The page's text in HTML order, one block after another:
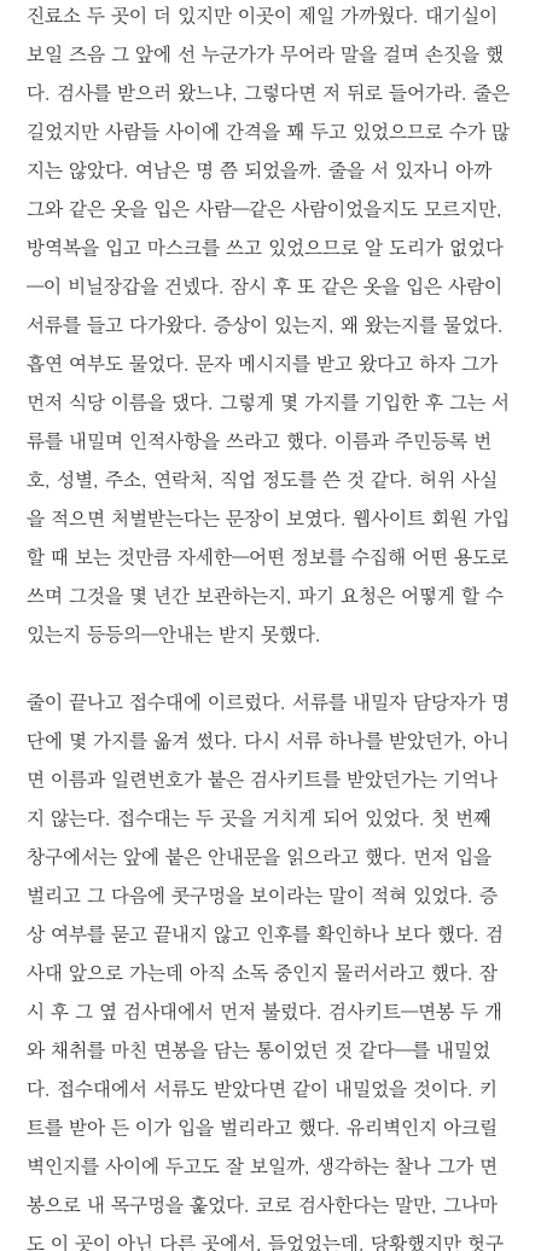
진료소 두 곳이 더 있지만 이곳이 제일 가까웠다. 대기실이
보일 즈음 그 앞에 선 누군가가 무어라 말을 걸며 손짓을 했
다. 검사를 받으러 왔느냐, 그렇다면 저 뒤로 들어가라. 줄은
길었지만 사람들 사이에 간격을 꽤 두고 있었으므로 수가 많
지는 않았다. 여남은 명 쯤 되었을까. 줄을 서 있자니 아까
그와 같은 옷을 입은 사람―같은 사람이었을지도 모르지만,
방역복을 입고 마스크를 쓰고 있었으므로 알 도리가 없었다
―이 비닐장갑을 건넸다. 잠시 후 또 같은 옷을 입은 사람이
서류를 들고 다가왔다. 증상이 있는지, 왜 왔는지를 물었다.
흡연 여부도 물었다. 문자 메시지를 받고 왔다고 하자 그가
먼저 식당 이름을 댔다. 그렇게 몇 가지를 기입한 후 그는 서
류를 내밀며 인적사항을 쓰라고 했다. 이름과 주민등록 번
호, 성별, 주소, 연락처, 직업 정도를 쓴 것 같다. 허위 사실
을 적으면 처벌받는다는 문장이 보였다. 웹사이트 회원 가입
할 때 보는 것만큼 자세한―어떤 정보를 수집해 어떤 용도로
쓰며 그것을 몇 년간 보관하는지, 파기 요청은 어떻게 할 수
있는지 등등의―안내는 받지 못했다.
줄이 끝나고 접수대에 이르렀다. 서류를 내밀자 담당자가 명
단에 몇 가지를 옮겨 썼다. 다시 서류 하나를 받았던가, 아니
면 이름과 일련번호가 붙은 검사키트를 받았던가는 기억나
지 않는다. 접수대는 두 곳을 거치게 되어 있었다. 첫 번째
창구에서는 앞에 붙은 안내문을 읽으라고 했다. 먼저 입을
벌리고 그 다음에 콧구멍을 보이라는 말이 적혀 있었다. 증
상 여부를 묻고 끝내지 않고 인후를 확인하나 보다 했다. 검
사대 앞으로 가는데 아직 소독 중인지 물러서라고 했다. 잠
시 후 그 옆 검사대에서 먼저 불렀다. 검사키트―면봉 두 개
와 채취를 마친 면봉을 담는 통이었던 것 같다―를 내밀었
다. 접수대에서 서류도 받았다면 같이 내밀었을 것이다. 키
트를 받아 든 이가 입을 벌리라고 했다. 유리벽인지 아크릴
벽인지를 사이에 두고도 잘 보일까, 생각하는 찰나 그가 면
봉으로 내 목구멍을 훑었다. 코로 검사한다는 말만, 그나마
도 이 곳이 아닌 다른 곳에서, 들었었는데. 당황했지만 헛구